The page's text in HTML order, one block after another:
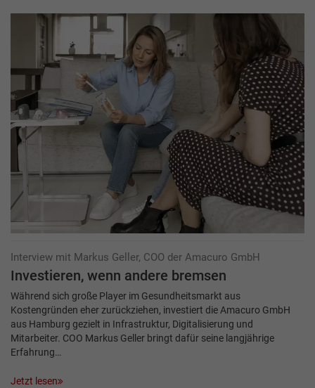
Interview mit Markus Geller, COO der Amacuro GmbH
Investieren, wenn andere bremsen
Während sich große Player im Gesundheitsmarkt aus
Kostengründen eher zurückziehen, investiert die Amacuro GmbH
aus Hamburg gezielt in Infrastruktur, Digitalisierung und
Mitarbeiter. COO Markus Geller bringt dafür seine langjährige
Erfahrung…
Jetzt lesen